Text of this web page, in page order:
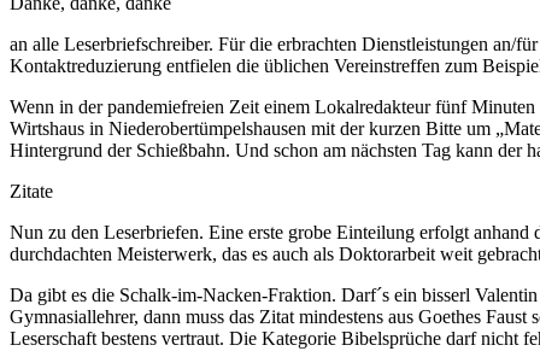
an alle Leserbriefschreiber. Für die erbrachten Dienstleistungen an/
Kontaktreduzierung entfielen die üblichen Vereinstreffen zum
Wenn in der pandemiefreien Zeit einem Lokalredakteur fünf
Wirtshaus in Niederobertümpelshausen mit der kurzen Bitte um
Hintergrund der Schießbahn. Und schon am nächsten Tag kann der
Zitate
Nun zu den Leserbriefen. Eine erste grobe Einteilung erfolgt
durchdachten Meisterwerk, das es auch als Doktorarbeit weit
Da gibt es die Schalk-im-Nacken-Fraktion. Darf´s ein bisserl
Gymnasiallehrer, dann muss das Zitat mindestens aus Goethes
Leserschaft bestens vertraut. Die Kategorie Bibelsprüche darf nicht